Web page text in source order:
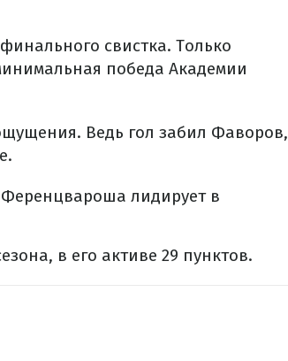
свистка. Только
победа Академии
Ведь гол забил Фаворов,
лидирует в
в его активе 29 пунктов.